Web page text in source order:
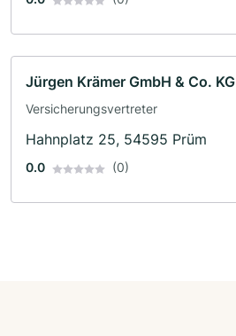
Jürgen Krämer GmbH & Co. KG
Versicherungsvertreter
Hahnplatz 25, 54595 Prüm
0.0 (0)